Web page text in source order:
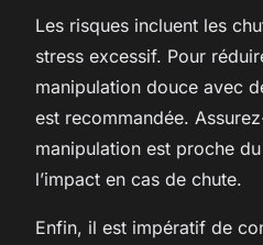
Les risques incluent les
stress excessif. Pour
manipulation douce avec
est recommandée.
manipulation est proche
l’impact en cas de chute.
Enfin, il est impératif de